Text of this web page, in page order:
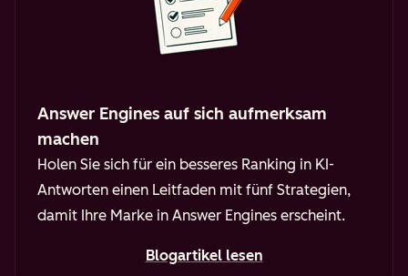
Answer Engines auf sich aufmerksam
machen
Holen Sie sich für ein besseres Ranking in KI-
Antworten einen Leitfaden mit fünf Strategien,
damit Ihre Marke in Answer Engines erscheint.
Blogartikel lesen